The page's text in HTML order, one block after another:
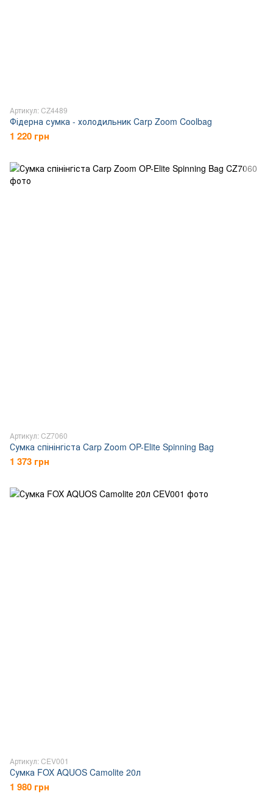
Артикул: CZ4489
Фідерна сумка - холодильник Carp Zoom Coolbag
1 220 грн
Артикул: CZ7060
Сумка спінінгіста Carp Zoom OP-Elite Spinning Bag
1 373 грн
Артикул: CEV001
Сумка FOX AQUOS Camolite 20л
1 980 грн